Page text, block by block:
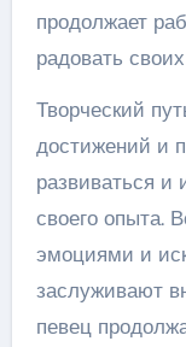
продолжает
радовать
Творческий
достижений и
развиваться и
своего опыта.
эмоциями и
заслуживают
певец